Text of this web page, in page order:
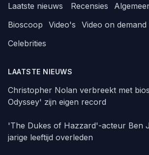
Laatste nieuws Recensies
Bioscoop
Video's Video on demand
Celebrities
LAATSTE NIEUWS
Christopher Nolan verbreekt met
Odyssey' zijn eigen record
'The Dukes of Hazzard'-acteur Ben
jarige leeftijd overleden